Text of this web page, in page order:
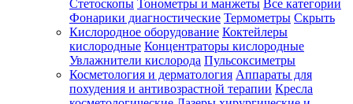
Стетоскопы Тонометры и манжеты Все категории
Фонарики диагностические Термометры Скрыть
Кислородное оборудование Коктейлеры
кислородные Концентраторы кислородные
Увлажнители кислорода Пульсоксиметры
Косметология и дерматология Аппараты для
похудения и антивозрастной терапии Кресла